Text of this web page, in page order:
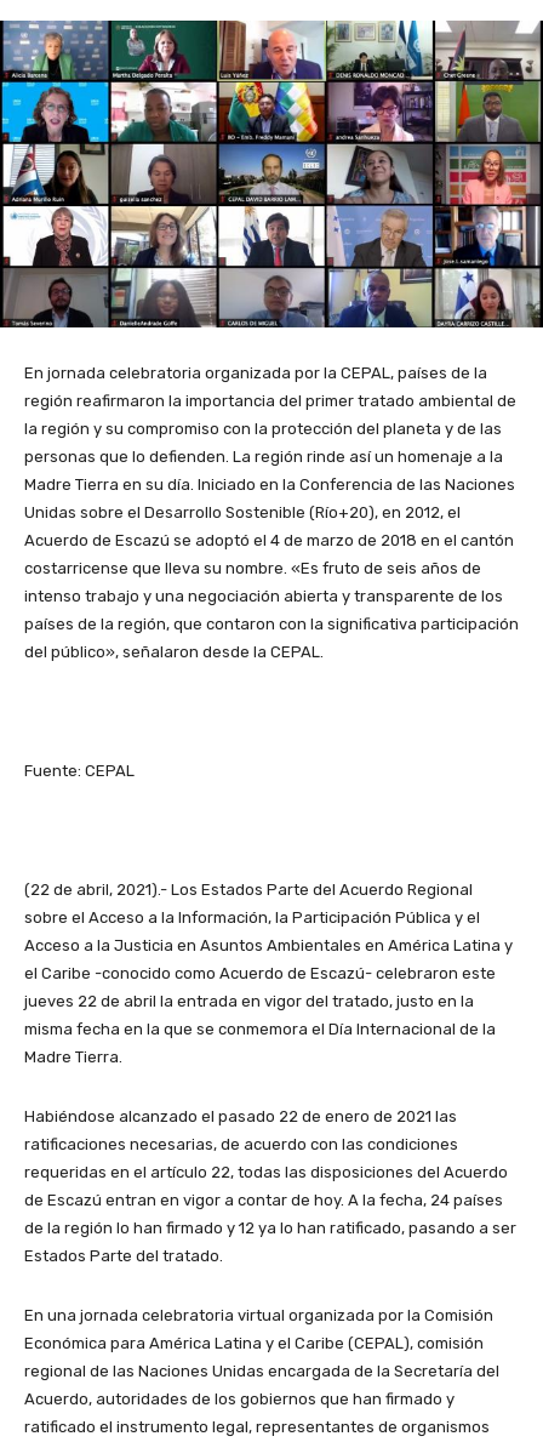
En jornada celebratoria organizada por la CEPAL, países de la
región reafirmaron la importancia del primer tratado ambiental de
la región y su compromiso con la protección del planeta y de las
personas que lo defienden. La región rinde así un homenaje a la
Madre Tierra en su día. Iniciado en la Conferencia de las Naciones
Unidas sobre el Desarrollo Sostenible (Río+20), en 2012, el
Acuerdo de Escazú se adoptó el 4 de marzo de 2018 en el cantón
costarricense que lleva su nombre. «Es fruto de seis años de
intenso trabajo y una negociación abierta y transparente de los
países de la región, que contaron con la significativa participación
del público», señalaron desde la CEPAL.
Fuente: CEPAL
(22 de abril, 2021).- Los Estados Parte del Acuerdo Regional
sobre el Acceso a la Información, la Participación Pública y el
Acceso a la Justicia en Asuntos Ambientales en América Latina y
el Caribe -conocido como Acuerdo de Escazú- celebraron este
jueves 22 de abril la entrada en vigor del tratado, justo en la
misma fecha en la que se conmemora el Día Internacional de la
Madre Tierra.
Habiéndose alcanzado el pasado 22 de enero de 2021 las
ratificaciones necesarias, de acuerdo con las condiciones
requeridas en el artículo 22, todas las disposiciones del Acuerdo
de Escazú entran en vigor a contar de hoy. A la fecha, 24 países
de la región lo han firmado y 12 ya lo han ratificado, pasando a ser
Estados Parte del tratado.
En una jornada celebratoria virtual organizada por la Comisión
Económica para América Latina y el Caribe (CEPAL), comisión
regional de las Naciones Unidas encargada de la Secretaría del
Acuerdo, autoridades de los gobiernos que han firmado y
ratificado el instrumento legal, representantes de organismos